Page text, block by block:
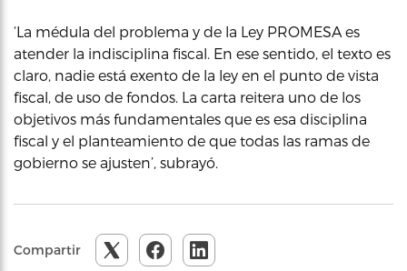
‘La médula del problema y de la Ley PROMESA es
atender la indisciplina fiscal. En ese sentido, el texto es
claro, nadie está exento de la ley en el punto de vista
fiscal, de uso de fondos. La carta reitera uno de los
objetivos más fundamentales que es esa disciplina
fiscal y el planteamiento de que todas las ramas de
gobierno se ajusten’, subrayó.
Compartir